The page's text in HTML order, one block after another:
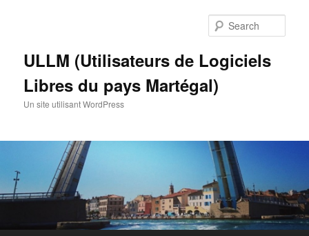
ULLM (Utilisateurs de Logiciels
Libres du pays Martégal)
Un site utilisant WordPress